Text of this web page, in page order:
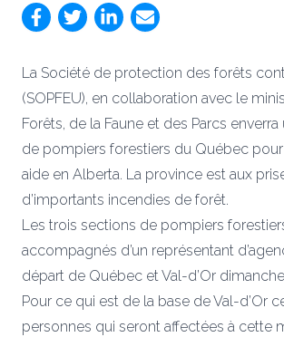
La Société de protection des forêts
(SOPFEU), en collaboration avec le
Forêts, de la Faune et des Parcs
de pompiers forestiers du Québec
aide en Alberta. La province est aux
d’importants incendies de forêt.
Les trois sections de pompiers
accompagnés d’un représentant
départ de Québec et Val-d’Or
Pour ce qui est de la base de Val-d’Or
personnes qui seront affectées à cette